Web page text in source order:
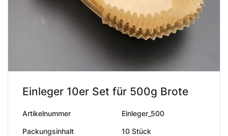
Einleger 10er Set für 500g Brote
Artikelnummer Einleger_500
Packungsinhalt 10 Stück